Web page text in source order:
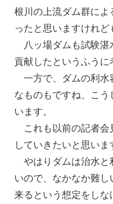
根川の上流ダム群に
ったと思いますけれど
八ッ場ダムも試験湛
貢献したというふうに
一方で、ダムの利水
なものもですね、こ
います。
これも以前の記者会
していきたいと思いま
やはりダムは治水と
いので、なかなか難
来るという想定をし